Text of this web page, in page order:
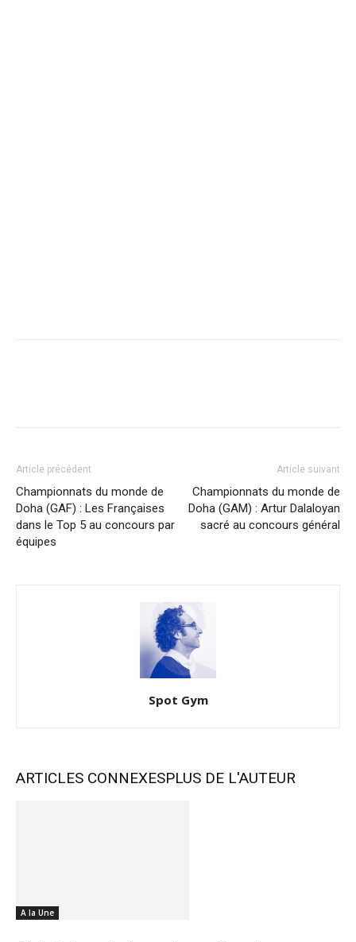
Article précédent
Championnats du monde de
Doha (GAF) : Les Françaises
dans le Top 5 au concours par
équipes
Article suivant
Championnats du monde de
Doha (GAM) : Artur Dalaloyan
sacré au concours général
Spot Gym
ARTICLES CONNEXESPLUS DE L'AUTEUR
A la Une